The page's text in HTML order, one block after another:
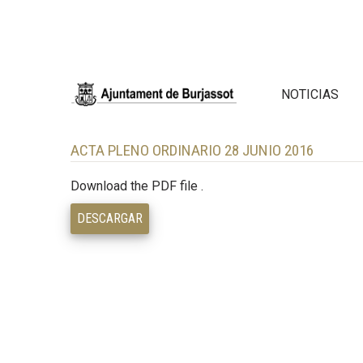
NOTICIAS
ACTA PLENO ORDINARIO 28 JUNIO 2016
Download the PDF file .
DESCARGAR